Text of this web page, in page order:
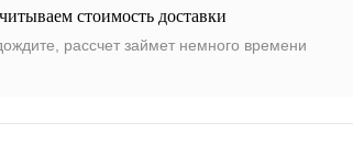
стоимость доставки
рассчет займет немного времени